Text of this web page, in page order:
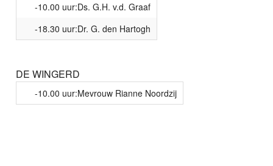
-10.00 uur:Ds. G.H. v.d. Graaf
-18.30 uur:Dr. G. den Hartogh
DE WINGERD
-10.00 uur:Mevrouw Rianne Noordzij